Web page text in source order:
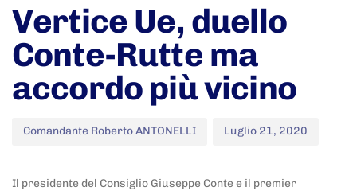
Vertice Ue, duello
Conte-Rutte ma
accordo più vicino
Comandante Roberto ANTONELLI Luglio 21, 2020
Il presidente del Consiglio Giuseppe Conte e il premier